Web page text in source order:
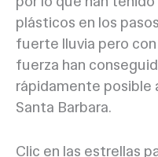
plásticos en los
fuerte lluvia pero
fuerza han
rápidamente posible
Santa Barbara.
Clic en las estrellas